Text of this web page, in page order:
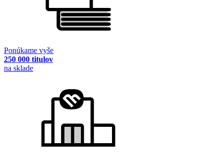
Ponúkame vyše
250 000 titulov
na sklade